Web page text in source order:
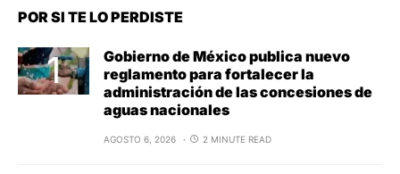
POR SI TE LO PERDISTE
Gobierno de México publica nuevo
reglamento para fortalecer la
administración de las concesiones de
aguas nacionales
AGOSTO 6, 2026 2 MINUTE READ